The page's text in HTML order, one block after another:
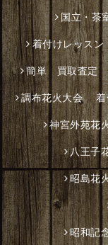
国立・茶
着付けレッスン
簡単 買取査定
調布花火大会 着
神宮外苑
八王
昭島
昭和記